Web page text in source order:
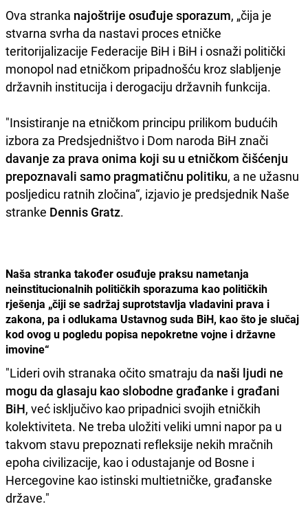
Ova stranka najoštrije osuđuje sporazum, „čija je
stvarna svrha da nastavi proces etničke
teritorijalizacije Federacije BiH i BiH i osnaži politički
monopol nad etničkom pripadnošću kroz slabljenje
državnih institucija i derogaciju državnih funkcija.
"Insistiranje na etničkom principu prilikom budućih
izbora za Predsjedništvo i Dom naroda BiH znači
davanje za prava onima koji su u etničkom čišćenju
prepoznavali samo pragmatičnu politiku, a ne užasnu
posljedicu ratnih zločina“, izjavio je predsjednik Naše
stranke Dennis Gratz.
Naša stranka također osuđuje praksu nametanja
neinstitucionalnih političkih sporazuma kao političkih
rješenja „čiji se sadržaj suprotstavlja vladavini prava i
zakona, pa i odlukama Ustavnog suda BiH, kao što je slučaj
kod ovog u pogledu popisa nepokretne vojne i državne
imovine“
"Lideri ovih stranaka očito smatraju da naši ljudi ne
mogu da glasaju kao slobodne građanke i građani
BiH, već isključivo kao pripadnici svojih etničkih
kolektiviteta. Ne treba uložiti veliki umni napor pa u
takvom stavu prepoznati refleksije nekih mračnih
epoha civilizacije, kao i odustajanje od Bosne i
Hercegovine kao istinski multietničke, građanske
države."